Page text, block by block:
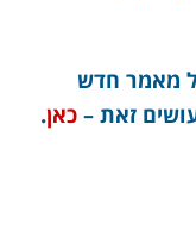
מאמר חדש
זאת – כאן.